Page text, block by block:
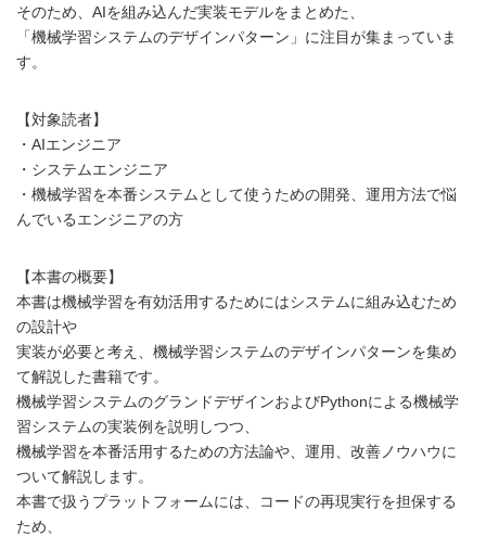
そのため、AIを組み込んだ実装モデルをまとめた、
「機械学習システムのデザインパターン」に注目が集まっていま
す。
【対象読者】
・AIエンジニア
・システムエンジニア
・機械学習を本番システムとして使うための開発、運用方法で悩
んでいるエンジニアの方
【本書の概要】
本書は機械学習を有効活用するためにはシステムに組み込むため
の設計や
実装が必要と考え、機械学習システムのデザインパターンを集め
て解説した書籍です。
機械学習システムのグランドデザインおよびPythonによる機械学
習システムの実装例を説明しつつ、
機械学習を本番活用するための方法論や、運用、改善ノウハウに
ついて解説します。
本書で扱うプラットフォームには、コードの再現実行を担保する
ため、